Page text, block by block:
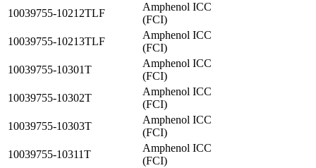
10039755-10212TLF
Amphenol ICC
(FCI)
10039755-10213TLF
Amphenol ICC
(FCI)
10039755-10301T
Amphenol ICC
(FCI)
10039755-10302T
Amphenol ICC
(FCI)
10039755-10303T
Amphenol ICC
(FCI)
10039755-10311T
Amphenol ICC
(FCI)